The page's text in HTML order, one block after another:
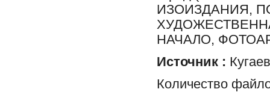
ИЗОИЗДАНИЯ,
НАЧАЛО,
Источник :
Количество